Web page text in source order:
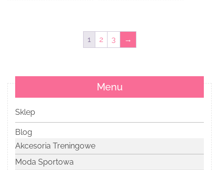
1 2 3 →
Menu
Sklep
Blog
Akcesoria Treningowe
Moda Sportowa